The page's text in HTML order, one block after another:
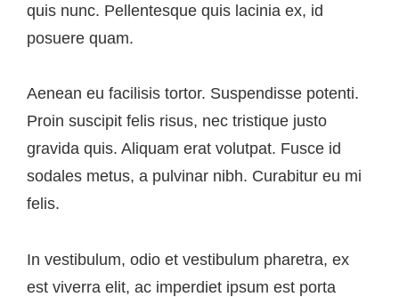
quis nunc. Pellentesque quis lacinia ex, id
posuere quam.
Aenean eu facilisis tortor. Suspendisse potenti.
Proin suscipit felis risus, nec tristique justo
gravida quis. Aliquam erat volutpat. Fusce id
sodales metus, a pulvinar nibh. Curabitur eu mi
felis.
In vestibulum, odio et vestibulum pharetra, ex
est viverra elit, ac imperdiet ipsum est porta